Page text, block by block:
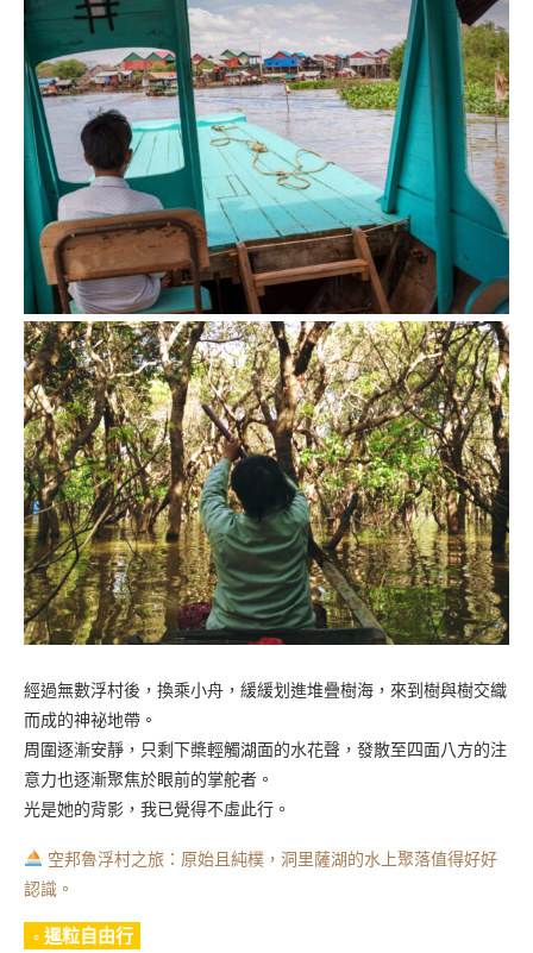
經過無數浮村後，換乘小舟，緩緩划進堆疊樹海，來到樹與樹交織
而成的神祕地帶。
周圍逐漸安靜，只剩下槳輕觸湖面的水花聲，發散至四面八方的注
意力也逐漸聚焦於眼前的掌舵者。
光是她的背影，我已覺得不虛此行。
空邦魯浮村之旅：原始且純樸，洞里薩湖的水上聚落值得好好
認識。
◦ 暹粒自由行